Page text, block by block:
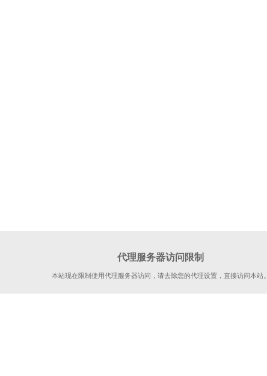
代理服务器访问限制
本站现在限制使用代理服务器访问，请去除您的代理设置，直接访问本站。